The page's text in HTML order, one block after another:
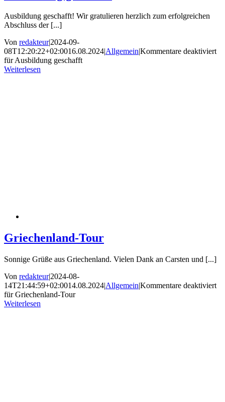
Ausbildung geschafft! Wir gratulieren herzlich zum erfolgreichen
Abschluss der [...]
Von redakteur|2024-09-
08T12:20:22+02:0016.08.2024|Allgemein|Kommentare deaktiviert
für Ausbildung geschafft
Weiterlesen
Griechenland-Tour
Sonnige Grüße aus Griechenland. Vielen Dank an Carsten und [...]
Von redakteur|2024-08-
14T21:44:59+02:0014.08.2024|Allgemein|Kommentare deaktiviert
für Griechenland-Tour
Weiterlesen